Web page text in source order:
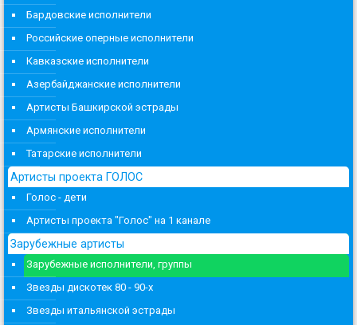
Бардовские исполнители
Российские оперные исполнители
Кавказские исполнители
Азербайджанские исполнители
Артисты Башкирской эстрады
Армянские исполнители
Татарские исполнители
Артисты проекта ГОЛОС
Голос - дети
Артисты проекта "Голос" на 1 канале
Зарубежные артисты
Зарубежные исполнители, группы
Звезды дискотек 80 - 90-х
Звезды итальянской эстрады